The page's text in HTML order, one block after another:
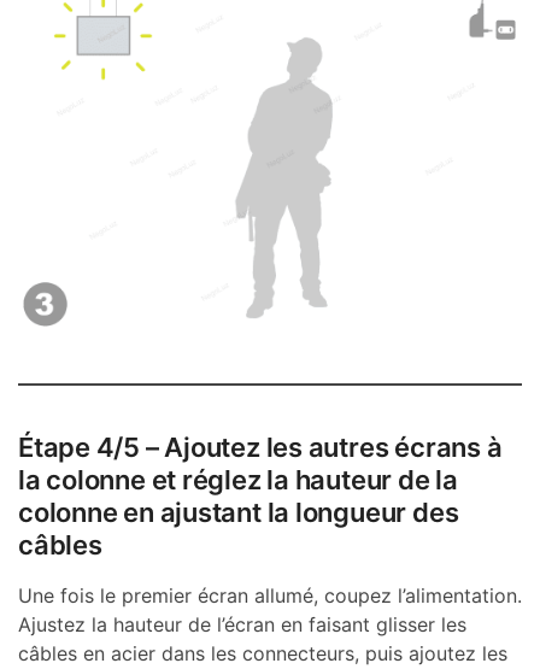
Étape 4/5 – Ajoutez les autres écrans à
la colonne et réglez la hauteur de la
colonne en ajustant la longueur des
câbles
Une fois le premier écran allumé, coupez l’alimentation.
Ajustez la hauteur de l’écran en faisant glisser les
câbles en acier dans les connecteurs, puis ajoutez les